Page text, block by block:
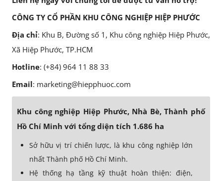
CÔNG TY CỔ PHẦN KHU CÔNG NGHIỆP HIỆP PHƯỚC
Địa chỉ: Khu B, Đường số 1, Khu công nghiệp Hiệp Phước,
Xã Hiệp Phước, TP.HCM
Hotline: (+84) 964 11 88 33
Email: marketing@hiepphuoc.com
Khu công nghiệp Hiệp Phước, Nhà Bè, Thành phố
Hồ Chí Minh với tổng diện tích 1.686 ha
Sở hữu vị trí chiến lược, là khu công nghiệp lớn
nhất Thành phố Hồ Chí Minh.
Hệ thống hạ tầng kỹ thuật hoàn thiện: điện,